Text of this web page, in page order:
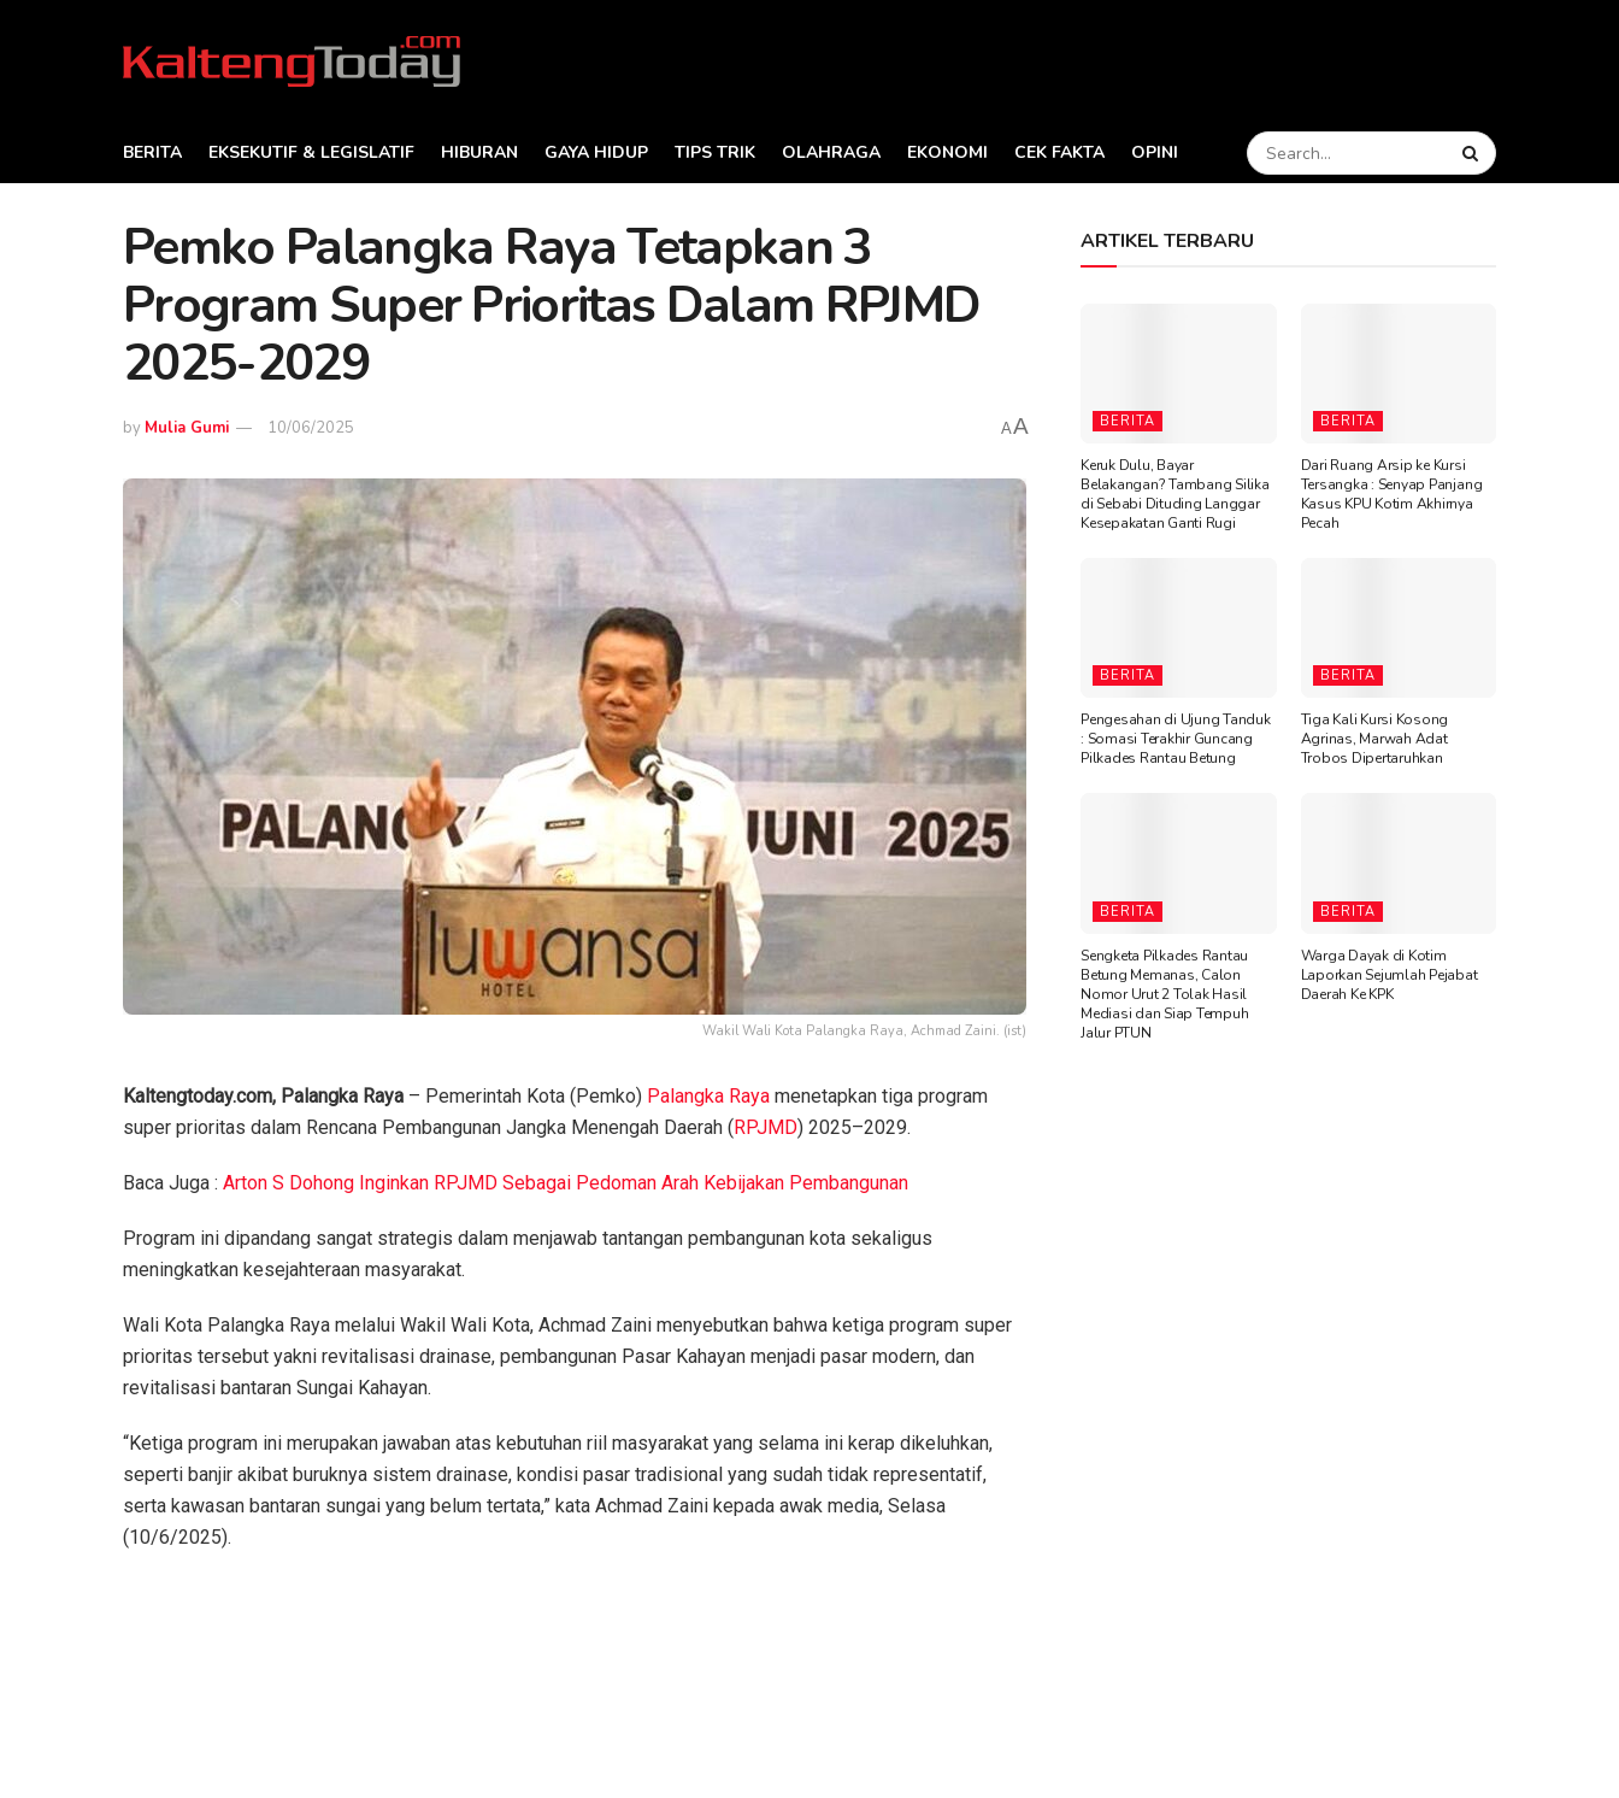
BERITA EKSEKUTIF & LEGISLATIF HIBURAN GAYA HIDUP TIPS TRIK OLAHRAGA EKONOMI CEK FAKTA OPINI
Pemko Palangka Raya Tetapkan 3
Program Super Prioritas Dalam RPJMD
2025-2029
by Mulia Gumi 10/06/2025 AA
Wakil Wali Kota Palangka Raya, Achmad Zaini. (ist)
Kaltengtoday.com, Palangka Raya – Pemerintah Kota (Pemko) Palangka Raya menetapkan tiga program
super prioritas dalam Rencana Pembangunan Jangka Menengah Daerah (RPJMD) 2025–2029.
Baca Juga : Arton S Dohong Inginkan RPJMD Sebagai Pedoman Arah Kebijakan Pembangunan
Program ini dipandang sangat strategis dalam menjawab tantangan pembangunan kota sekaligus
meningkatkan kesejahteraan masyarakat.
Wali Kota Palangka Raya melalui Wakil Wali Kota, Achmad Zaini menyebutkan bahwa ketiga program super
prioritas tersebut yakni revitalisasi drainase, pembangunan Pasar Kahayan menjadi pasar modern, dan
revitalisasi bantaran Sungai Kahayan.
“Ketiga program ini merupakan jawaban atas kebutuhan riil masyarakat yang selama ini kerap dikeluhkan,
seperti banjir akibat buruknya sistem drainase, kondisi pasar tradisional yang sudah tidak representatif,
serta kawasan bantaran sungai yang belum tertata,” kata Achmad Zaini kepada awak media, Selasa
(10/6/2025).
ARTIKEL TERBARU
BERITA
Keruk Dulu, Bayar
Belakangan? Tambang Silika
di Sebabi Dituding Langgar
Kesepakatan Ganti Rugi
BERITA
Dari Ruang Arsip ke Kursi
Tersangka : Senyap Panjang
Kasus KPU Kotim Akhirnya
Pecah
BERITA
Pengesahan di Ujung Tanduk
: Somasi Terakhir Guncang
Pilkades Rantau Betung
BERITA
Tiga Kali Kursi Kosong
Agrinas, Marwah Adat
Trobos Dipertaruhkan
BERITA
Sengketa Pilkades Rantau
Betung Memanas, Calon
Nomor Urut 2 Tolak Hasil
Mediasi dan Siap Tempuh
Jalur PTUN
BERITA
Warga Dayak di Kotim
Laporkan Sejumlah Pejabat
Daerah Ke KPK